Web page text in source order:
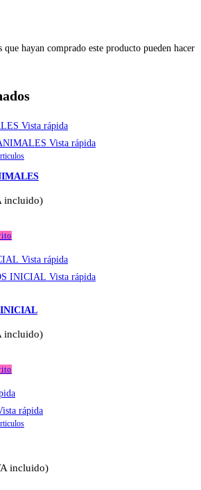
hayan comprado este producto pueden hacer
Vista rápida
Vista rápida
incluido)
Vista rápida
Vista rápida
incluido)
rápida
incluido)